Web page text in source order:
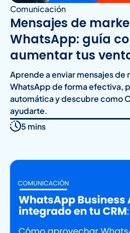
Comunicación
Mensajes de
WhatsApp: guía
aumentar tus
Aprende a enviar mensajes de
WhatsApp de forma efectiva,
automática y descubre como
ayudarte.
5 mins